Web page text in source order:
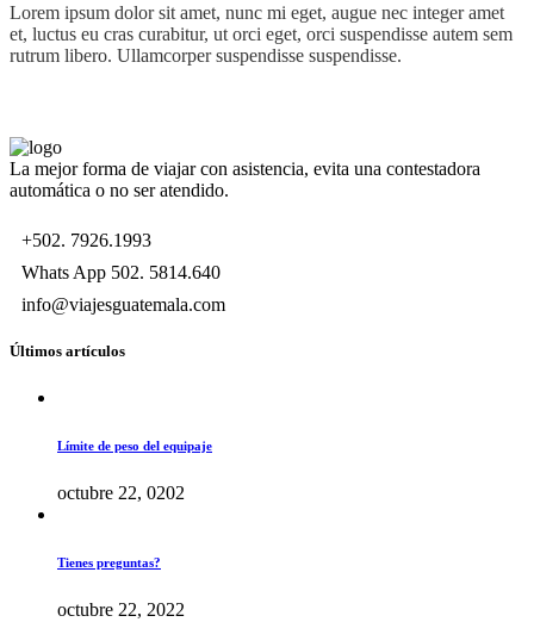
Lorem ipsum dolor sit amet, nunc mi eget, augue nec integer amet
et, luctus eu cras curabitur, ut orci eget, orci suspendisse autem sem
rutrum libero. Ullamcorper suspendisse suspendisse.
La mejor forma de viajar con asistencia, evita una contestadora
automática o no ser atendido.
+502. 7926.1993
Whats App 502. 5814.640
info@viajesguatemala.com
Últimos artículos
Límite de peso del equipaje
octubre 22, 0202
Tienes preguntas?
octubre 22, 2022